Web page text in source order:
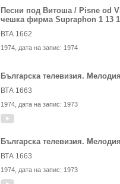
Песни под Витоша / Pisne od
чешка фирма Supraphon 1 13
ВТА 1662
1974 , дата на запис: 1974
Българска телевизия.
ВТА 1663
1974 , дата на запис: 1973
Българска телевизия.
ВТА 1663
1974 , дата на запис: 1973